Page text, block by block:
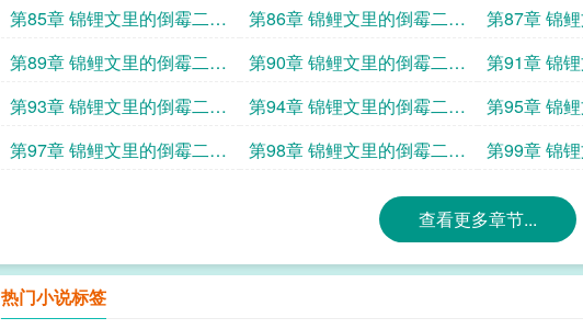
16
17
18
第85章 锦锂文里的倒霉二房
1
第86章 锦鲤文里的倒霉二房
2
第87章 锦
3
第89章 锦鲤文里的倒霉二房
5
第90章 锦鲤文里的倒霉二房
6
第91章 锦
6
第93章 锦锂文里的倒霉二房
8
第94章 锦锂文里的倒霉二房
9
第95章 锦
10
第97章 锦鲤文里的倒霉二房
第98章 锦鲤文里的倒霉二房
第99章 锦
查看更多章节...
热门小说标签